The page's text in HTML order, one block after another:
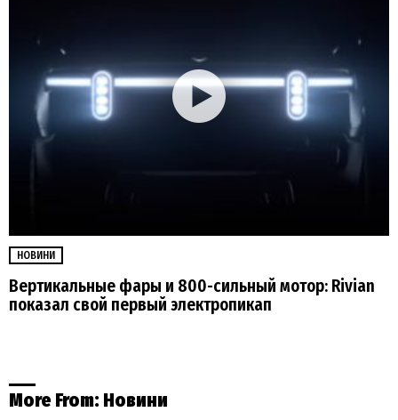
НОВИНИ
Вертикальные фары и 800-сильный мотор: Rivian
показал свой первый электропикап
More From: Новини